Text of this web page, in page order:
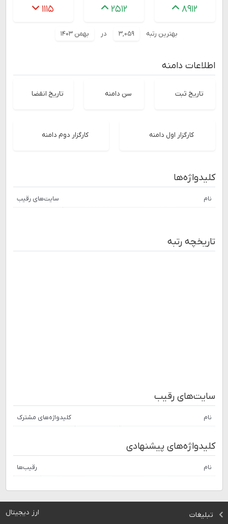
۸۹۱۲ ۲۵۱۲ ۱۱۱۵
بهترین رتبه ۳,۰۵۹ در بهمن ۱۴۰۳
اطلاعات دامنه
تاریخ ثبت سن دامنه تاریخ انقضا
کارگزار اول دامنه کارگزار دوم دامنه
کلیدواژه‌ها
نام سایت‌های رقیب
تاریخچه رتبه
سایت‌های رقیب
نام کلیدواژه‌های مشترک
کلیدواژه‌های پیشنهادی
نام رقیب‌ها
ارز دیجیتال تبلیغات